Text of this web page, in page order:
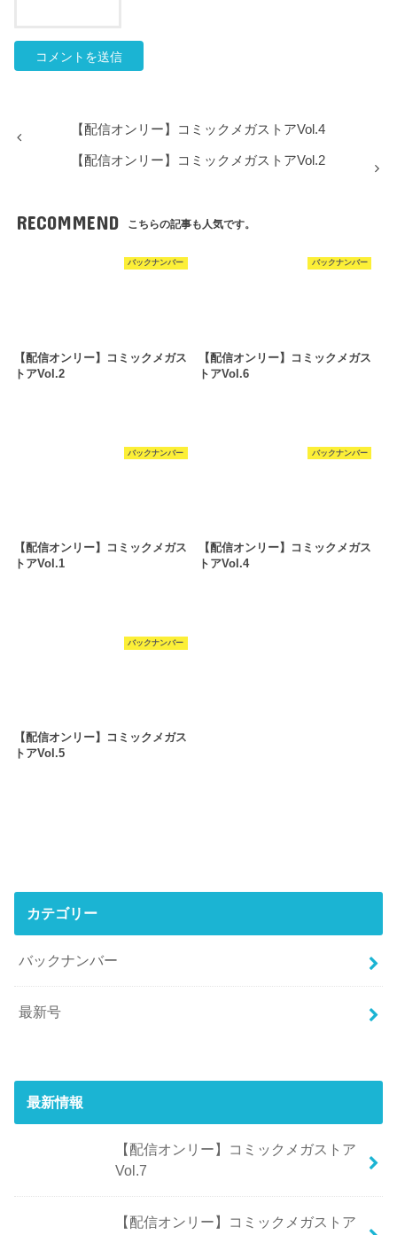
【配信オンリー】コミックメガストアVol.4
【配信オンリー】コミックメガストアVol.2
RECOMMEND こちらの記事も人気です。
バックナンバー
【配信オンリー】コミックメガス
トアVol.2
バックナンバー
【配信オンリー】コミックメガス
トアVol.6
バックナンバー
【配信オンリー】コミックメガス
トアVol.1
バックナンバー
【配信オンリー】コミックメガス
トアVol.4
バックナンバー
【配信オンリー】コミックメガス
トアVol.5
カテゴリー
バックナンバー
最新号
最新情報
【配信オンリー】コミックメガストア
Vol.7
【配信オンリー】コミックメガストア